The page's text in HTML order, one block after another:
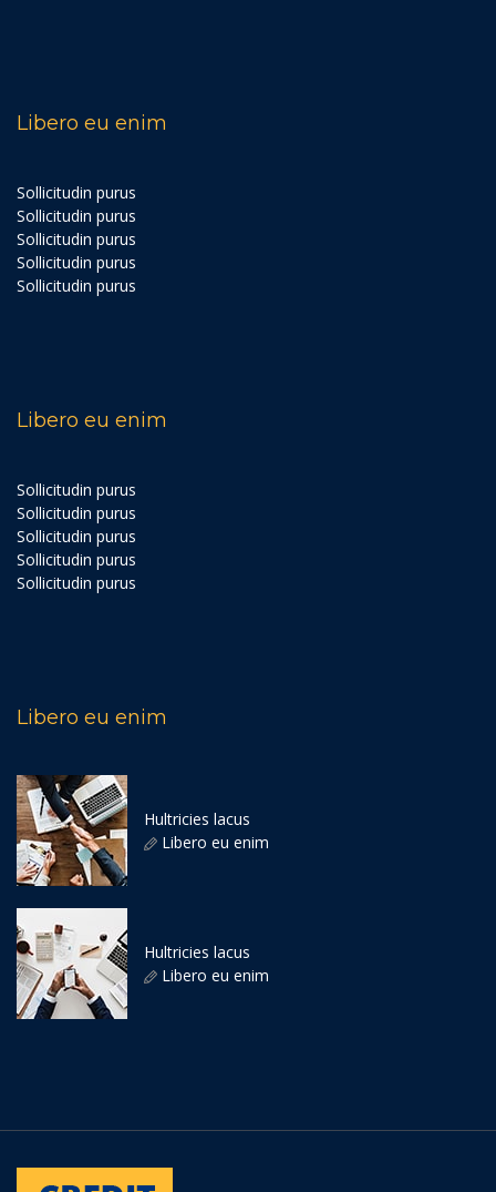
Libero eu enim
Sollicitudin purus
Sollicitudin purus
Sollicitudin purus
Sollicitudin purus
Sollicitudin purus
Libero eu enim
Sollicitudin purus
Sollicitudin purus
Sollicitudin purus
Sollicitudin purus
Sollicitudin purus
Libero eu enim
Hultricies lacus
Libero eu enim
Hultricies lacus
Libero eu enim